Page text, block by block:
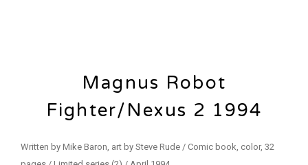
Magnus Robot
Fighter/Nexus 2 1994
Written by Mike Baron, art by Steve Rude / Comic book, color, 32